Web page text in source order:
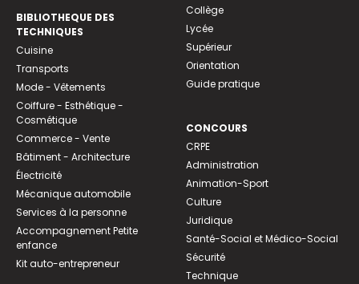
BIBLIOTHEQUE DES
TECHNIQUES
Cuisine
Transports
Mode - Vêtements
Coiffure - Esthétique -
Cosmétique
Commerce - Vente
Bâtiment - Architecture
Électricité
Mécanique automobile
Services à la personne
Accompagnement Petite
enfance
Kit auto-entrepreneur
Collège
Lycée
Supérieur
Orientation
Guide pratique
CONCOURS
CRPE
Administration
Animation-Sport
Culture
Juridique
Santé-Social et Médico-Social
Sécurité
Technique